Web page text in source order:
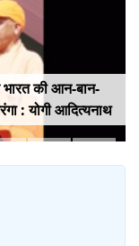
की आन-बान-
: योगी आदित्यनाथ